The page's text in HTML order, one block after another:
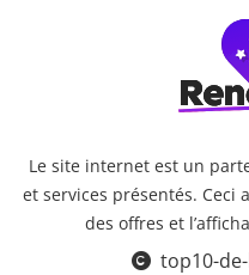
Le site internet est un
et services présentés. Ceci
des offres et
top10-